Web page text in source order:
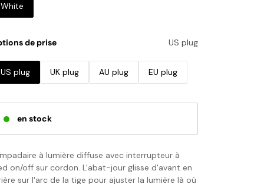
White
de prise US plug
US plug UK plug AU plug EU plug
en stock
à lumière diffuse avec interrupteur à
on/off sur cordon. L'abat-jour glisse d'avant en
sur l'arc de la tige pour ajuster la lumière là où